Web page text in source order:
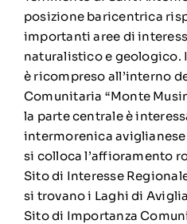
posizione baricentrica
importanti aree di
naturalistico e geologico.
è ricompreso all’interno
Comunitaria “Monte
la parte centrale è
intermorenica aviglianese
si colloca l’affioramento
Sito di Interesse
si trovano i Laghi di
Sito di Importanza